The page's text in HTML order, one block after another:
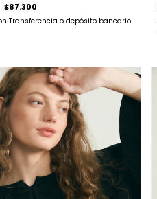
$87.300
Transferencia o depósito bancario